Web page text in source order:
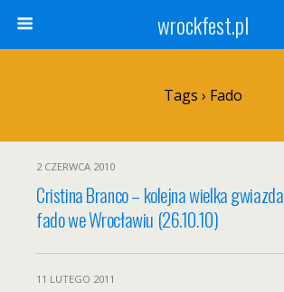
wrockfest.pl
Tags › Fado
2 CZERWCA 2010
Cristina Branco – kolejna wielka gwiazda
fado we Wrocławiu (26.10.10)
11 LUTEGO 2011